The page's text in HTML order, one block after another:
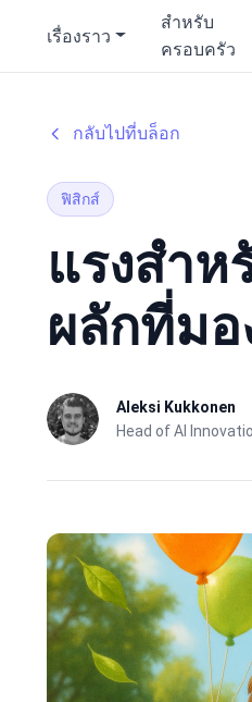
Storypie
เรื่องราว
สำหรับ
ครอบครัว
กลับไปที่บล็อก
ฟิสิกส์
แรงสำห
ผลักที่มอ
Aleksi Kukkonen
Head of AI